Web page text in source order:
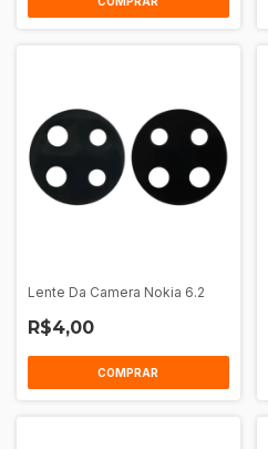
Lente Da Camera Nokia 6.2
R$4,00
COMPRAR